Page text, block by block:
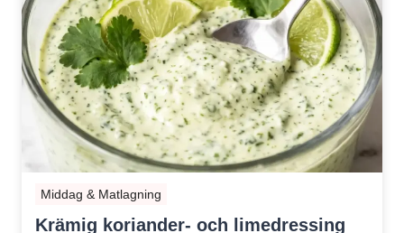
Middag & Matlagning
Krämig koriander- och limedressing